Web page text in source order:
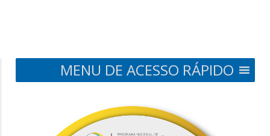
MENU DE ACESSO RÁPIDO